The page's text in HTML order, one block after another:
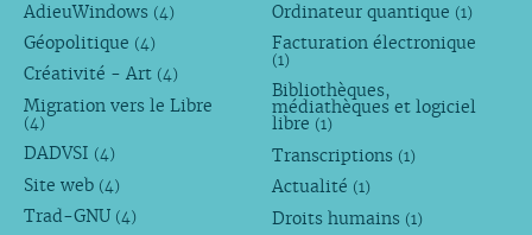
AdieuWindows (4)
Géopolitique (4)
Créativité - Art (4)
Migration vers le Libre
(4)
DADVSI (4)
Site web (4)
Trad-GNU (4)
Ordinateur quantique (1)
Facturation électronique
(1)
Bibliothèques,
médiathèques et logiciel
libre (1)
Transcriptions (1)
Actualité (1)
Droits humains (1)